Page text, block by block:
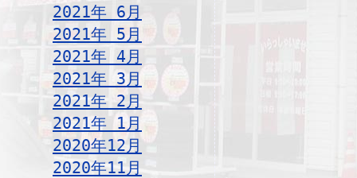
2021年 6月
2021年 5月
2021年 4月
2021年 3月
2021年 2月
2021年 1月
2020年12月
2020年11月